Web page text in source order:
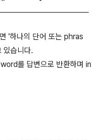
'하나의 단어 또는 phras
있습니다.
를 답변으로 반환하며 in